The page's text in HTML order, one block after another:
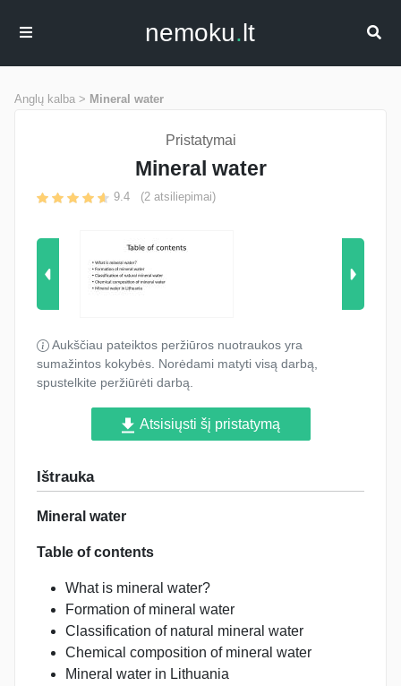
nemoku.lt
Anglų kalba > Mineral water
Pristatymai
Mineral water
9.4 (2 atsiliepimai)
Aukščiau pateiktos peržiūros nuotraukos yra
sumažintos kokybės. Norėdami matyti visą darbą,
spustelkite peržiūrėti darbą.
Atsisiųsti šį pristatymą
Ištrauka
Mineral water
Table of contents
What is mineral water?
Formation of mineral water
Classification of natural mineral water
Chemical composition of mineral water
Mineral water in Lithuania